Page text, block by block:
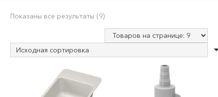
Показаны все результаты (9)